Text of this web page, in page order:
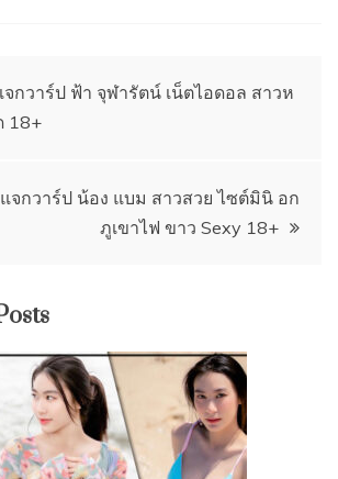
จกวาร์ป ฟ้า จุฬารัตน์ เน็ตไอดอล สาวห
18+
จกวาร์ป น้อง แบม สาวสวย ไซต์มินิ อก
ภูเขาไฟ ขาว Sexy 18+